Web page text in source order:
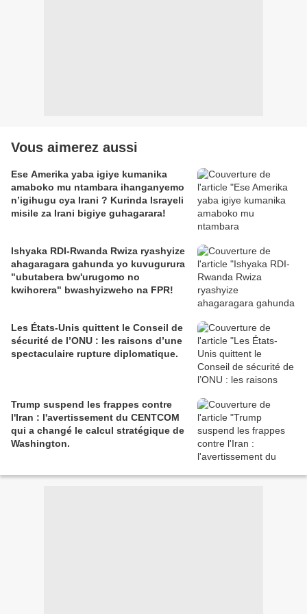
Vous aimerez aussi
Ese Amerika yaba igiye kumanika
amaboko mu ntambara ihanganyemo
n’igihugu cya Irani ? Kurinda Israyeli
misile za Irani bigiye guhagarara!
Ishyaka RDI-Rwanda Rwiza ryashyize
ahagaragara gahunda yo kuvugurura
"ubutabera bw'urugomo no
kwihorera" bwashyizweho na FPR!
Les États-Unis quittent le Conseil de
sécurité de l’ONU : les raisons d’une
spectaculaire rupture diplomatique.
Trump suspend les frappes contre
l'Iran : l'avertissement du CENTCOM
qui a changé le calcul stratégique de
Washington.